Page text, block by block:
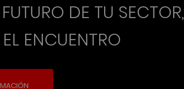
DE TU SECTOR,
ENCUENTRO